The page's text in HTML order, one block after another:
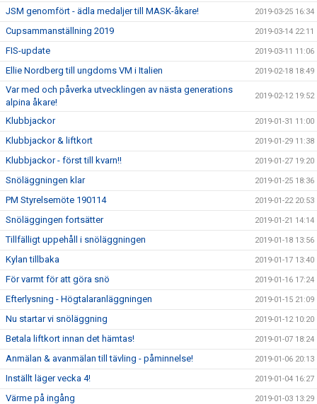
JSM genomfört - ädla medaljer till MASK-åkare! 2019-03-25 16:34
Cupsammanställning 2019 2019-03-14 22:11
FIS-update 2019-03-11 11:06
Ellie Nordberg till ungdoms VM i Italien 2019-02-18 18:49
Var med och påverka utvecklingen av nästa generations
alpina åkare!
2019-02-12 19:52
Klubbjackor 2019-01-31 11:00
Klubbjackor & liftkort 2019-01-29 11:38
Klubbjackor - först till kvarn!! 2019-01-27 19:20
Snöläggningen klar 2019-01-25 18:36
PM Styrelsemöte 190114 2019-01-22 20:53
Snöläggingen fortsätter 2019-01-21 14:14
Tillfälligt uppehåll i snöläggningen 2019-01-18 13:56
Kylan tillbaka 2019-01-17 13:40
För varmt för att göra snö 2019-01-16 17:24
Efterlysning - Högtalaranläggningen 2019-01-15 21:09
Nu startar vi snöläggning 2019-01-12 10:20
Betala liftkort innan det hämtas! 2019-01-07 18:24
Anmälan & avanmälan till tävling - påminnelse! 2019-01-06 20:13
Inställt läger vecka 4! 2019-01-04 16:27
Värme på ingång 2019-01-03 13:29